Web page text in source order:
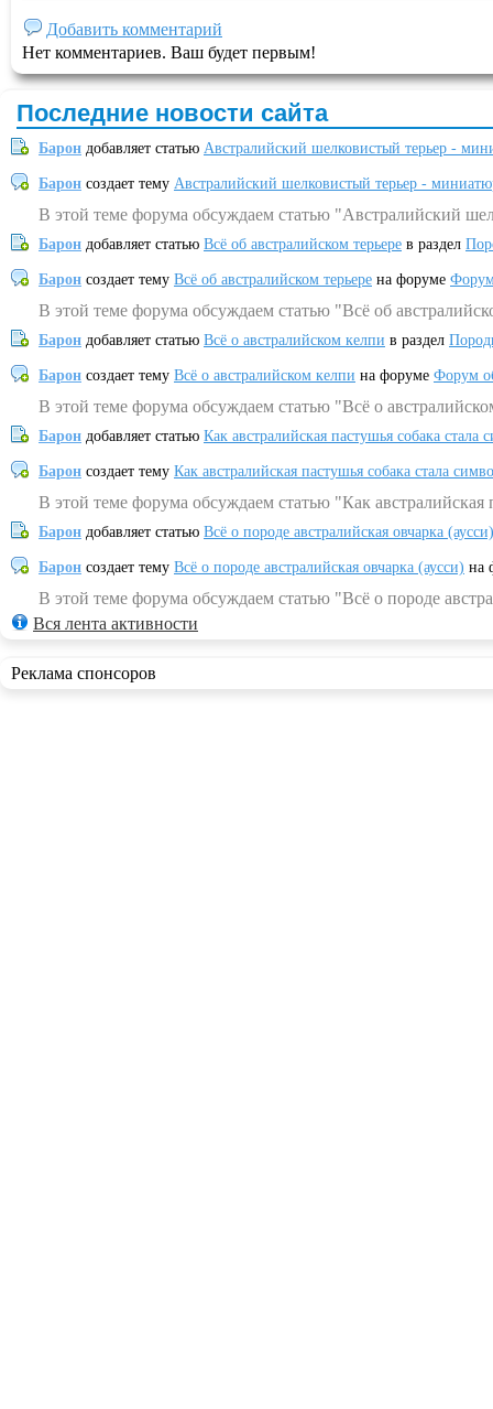
Добавить комментарий
Нет комментариев. Ваш будет первым!
Последние новости сайта
Барон добавляет статью Австралийский шелковистый терьер -
Барон создает тему Австралийский шелковистый терьер -
В этой теме форума обсуждаем статью "Австралийский
Барон добавляет статью Всё об австралийском терьере в раздел
Барон создает тему Всё об австралийском терьере на форуме
В этой теме форума обсуждаем статью "Всё об
Барон добавляет статью Всё о австралийском келпи в раздел
Барон создает тему Всё о австралийском келпи на форуме Форум
В этой теме форума обсуждаем статью "Всё о
Барон добавляет статью Как австралийская пастушья собака
Барон создает тему Как австралийская пастушья собака стала
В этой теме форума обсуждаем статью "Как
Барон добавляет статью Всё о породе австралийская овчарка (аусси)
Барон создает тему Всё о породе австралийская овчарка (аусси) на
В этой теме форума обсуждаем статью "Всё о породе
Вся лента активности
Реклама спонсоров